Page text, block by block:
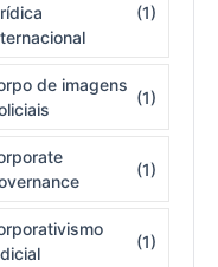
(1)
de imagens
(1)
(1)
(1)